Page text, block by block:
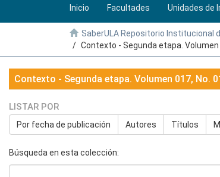
Inicio Facultades Unidades de
SaberULA Repositorio Institucional
Contexto - Segunda etapa. Volumen
Contexto - Segunda etapa. Volumen 017, No.
LISTAR POR
Por fecha de publicación Autores Títulos
Búsqueda en esta colección: